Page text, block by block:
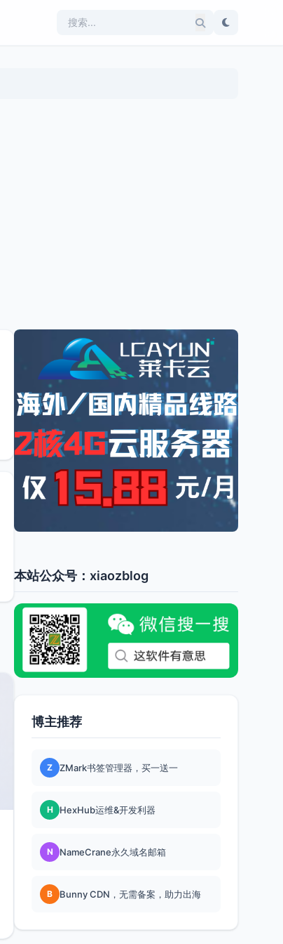
本站公众号：xiaozblog
博主推荐
Z ZMark书签管理器，买一送一
H HexHub运维&开发利器
N NameCrane永久域名邮箱
B Bunny CDN，无需备案，助力出海